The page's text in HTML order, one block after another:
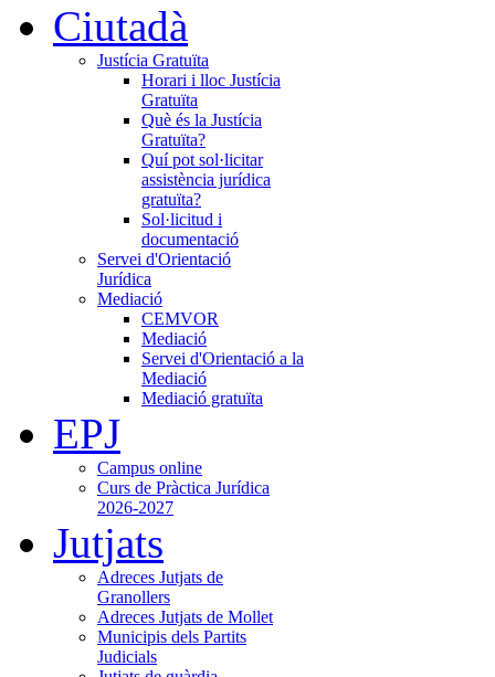
Ciutadà
Justícia Gratuïta
Horari i lloc Justícia
Gratuïta
Què és la Justícia
Gratuïta?
Quí pot sol·licitar
assistència jurídica
gratuïta?
Sol·licitud i
documentació
Servei d'Orientació
Jurídica
Mediació
CEMVOR
Mediació
Servei d'Orientació a la
Mediació
Mediació gratuïta
EPJ
Campus online
Curs de Pràctica Jurídica
2026-2027
Jutjats
Adreces Jutjats de
Granollers
Adreces Jutjats de Mollet
Municipis dels Partits
Judicials